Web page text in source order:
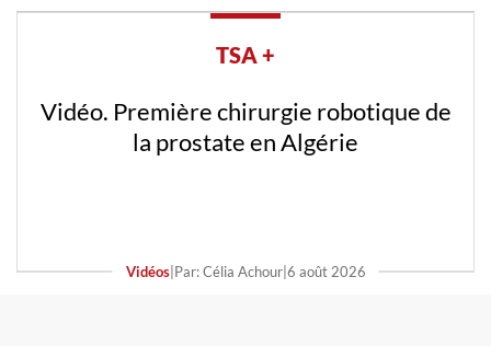
TSA +
Vidéo. Première chirurgie robotique de
la prostate en Algérie
Vidéos| Par: Célia Achour| 6 août 2026